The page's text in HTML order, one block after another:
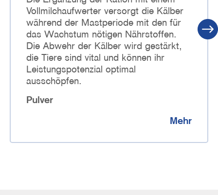
Vollmilchaufwerter versorgt die Kälber
während der Mastperiode mit den für
das Wachstum nötigen Nährstoffen.
Die Abwehr der Kälber wird gestärkt,
die Tiere sind vital und können ihr
Leistungspotenzial optimal
ausschöpfen.
Pulver
Mehr